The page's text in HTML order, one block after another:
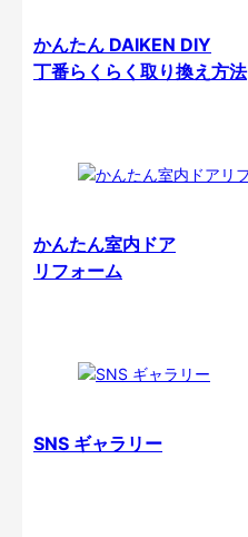
かんたん DAIKEN DIY
丁番らくらく取り換え方法
かんたん室内ドア
リフォーム
SNS ギャラリー